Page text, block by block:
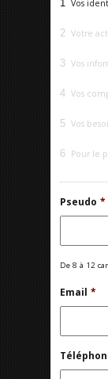
1 Vos
2 Votre
3 Vos
4 Vos
5 Vos
6 Pour le
Pseudo *
De 8 à 12
Email *